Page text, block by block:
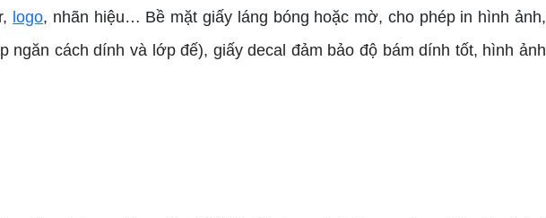
logo, nhãn hiệu… Bề mặt giấy láng bóng hoặc mờ, cho phép in hình ảnh,
cách dính và lớp đế), giấy decal đảm bảo độ bám dính tốt, hình ảnh